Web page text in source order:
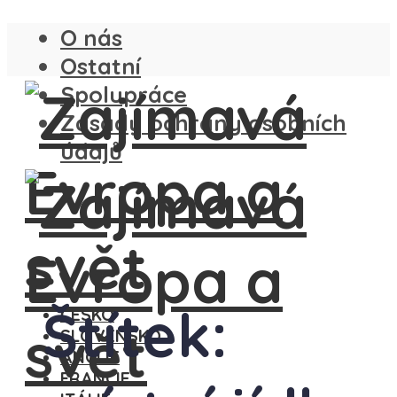
O nás
Ostatní
Spolupráce
Zásady ochrany osobních
údajů
ČESKO
SLOVENSKO
ANGLIE
FRANCIE
Štítek: